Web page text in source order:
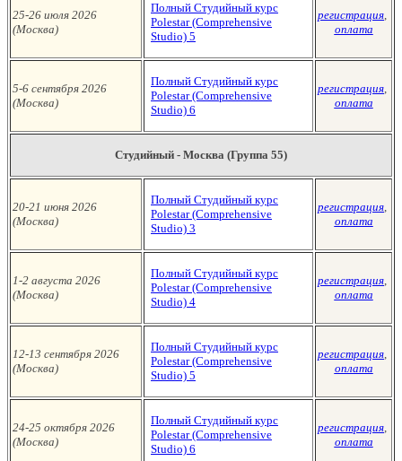
25-26 июля 2026
(Москва)
Полный Студийный курс
Polestar (Сomprehensive
Studio) 5
регистрация,
оплата
5-6 сентября 2026
(Москва)
Полный Студийный курс
Polestar (Сomprehensive
Studio) 6
регистрация,
оплата
Студийный - Москва (Группа 55)
20-21 июня 2026
(Москва)
Полный Студийный курс
Polestar (Сomprehensive
Studio) 3
регистрация,
оплата
1-2 августа 2026
(Москва)
Полный Студийный курс
Polestar (Сomprehensive
Studio) 4
регистрация,
оплата
12-13 сентября 2026
(Москва)
Полный Студийный курс
Polestar (Сomprehensive
Studio) 5
регистрация,
оплата
24-25 октября 2026
(Москва)
Полный Студийный курс
Polestar (Сomprehensive
Studio) 6
регистрация,
оплата